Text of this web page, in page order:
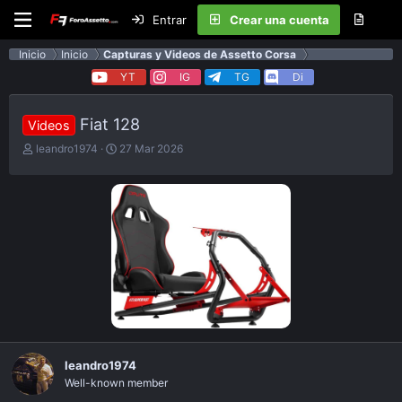
Entrar Crear una cuenta
Inicio Inicio
Capturas y Videos de Assetto Corsa
YT
IG TG Di
Videos Fiat 128
E
leandro1974
F
h
a
d
e
p
u
b
l
i
c
a
c
i
27 Mar 2026
leandro1974
Well-known member